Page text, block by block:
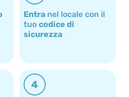
Entra nel locale con il
tuo codice di
sicurezza
4